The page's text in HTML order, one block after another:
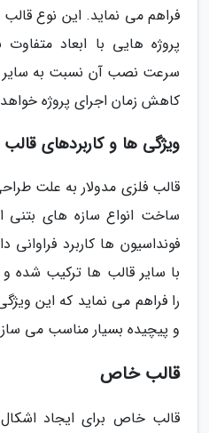
فراهم می نماید. این نوع
پروژه هایی با ابعاد متفاوت
سرعت نصب آن نسبت به سایر
کاهش زمان اجرای پروژه
ویژگی ها و کاربردهای قالب
قالب فلزی مدولار به علت
ساخت انواع سازه های بتنی
فونداسیون ها کاربرد فراوانی
با سایر قالب ها ترکیب شده
را فراهم می نماید که این
و پیچیده بسیار مناسب می
قالب خاص
قالب خاص برای ایجاد